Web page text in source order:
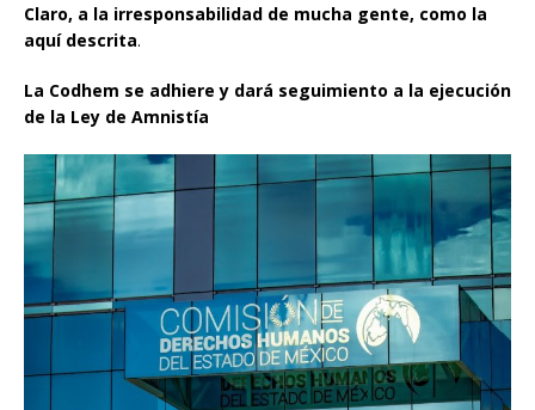
Claro, a la irresponsabilidad de mucha gente, como la
aquí descrita.
La Codhem se adhiere y dará seguimiento a la ejecución
de la Ley de Amnistía